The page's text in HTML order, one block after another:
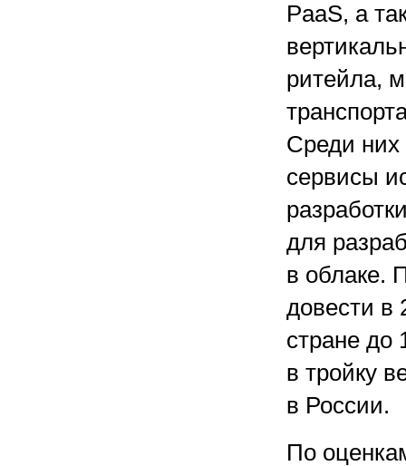
PaaS, а
ритейла,
Среди них
сервисы
для
в облаке.
довести в
стране до
в тройку
в России.
По